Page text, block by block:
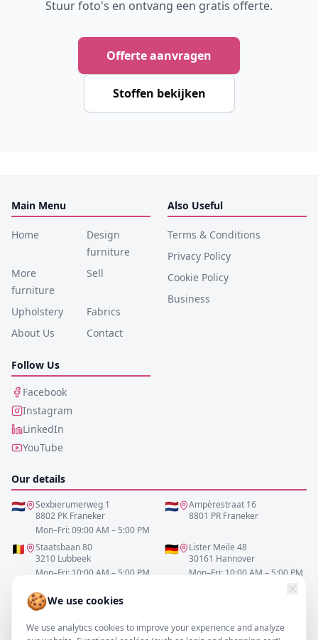
Stuur foto's en ontvang een gratis offerte.
Offerte aanvragen
Stoffen bekijken
🍪We use cookies
We use analytics cookies to improve your experience and analyze
Main Menu
Home
Design
furniture
More
furniture
Sell
Upholstery
Fabrics
About Us
Contact
Also Useful
Terms & Conditions
Privacy Policy
Cookie Policy
Business
Follow Us
Facebook
Instagram
LinkedIn
YouTube
Our details
🇳🇱
Sexbierumerweg 1
8802 PK Franeker
Mon–Fri: 09:00 AM – 5:00 PM
🇳🇱
Ampèrestraat 16
8801 PR Franeker
🇧🇪
Staatsbaan 80
3210 Lubbeek
Mon–Fri: 10:00 AM – 5:00 PM
🇩🇪
Lister Meile 48
30161 Hannover
Mon–Fri: 10:00 AM – 5:00 PM
0517-700521
info@resofa.nl